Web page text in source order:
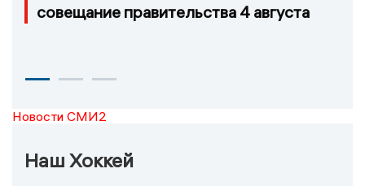
совещание правительства 4 августа
Новости СМИ2
Наш Хоккей